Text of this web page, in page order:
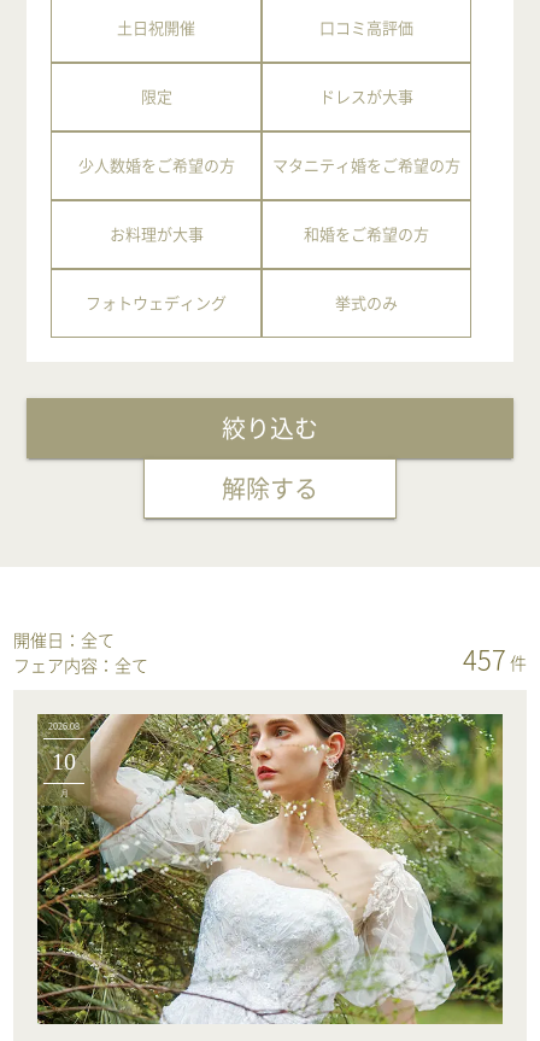
土日祝開催 口コミ高評価
限定 ドレスが大事
少人数婚をご希望の方 マタニティ婚をご希望の方
お料理が大事 和婚をご希望の方
フォトウェディング 挙式のみ
絞り込む
解除する
開催日： 全て
フェア内容： 全て 457 件
2026.08
10
月